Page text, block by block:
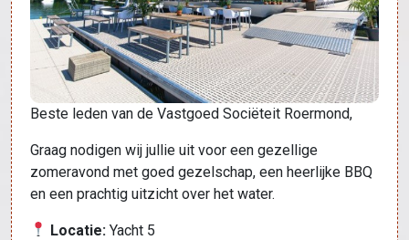
Beste leden van de Vastgoed Sociëteit Roermond,
Graag nodigen wij jullie uit voor een gezellige
zomeravond met goed gezelschap, een heerlijke BBQ
en een prachtig uitzicht over het water.
Locatie: Yacht 5